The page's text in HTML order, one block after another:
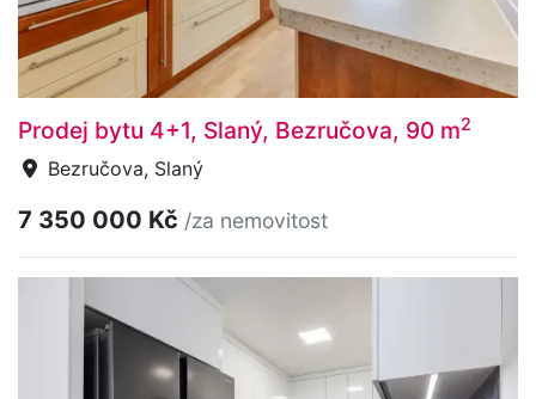
Prodej bytu 4+1, Slaný, Bezručova, 90 m2
Bezručova, Slaný
7 350 000 Kč /za nemovitost